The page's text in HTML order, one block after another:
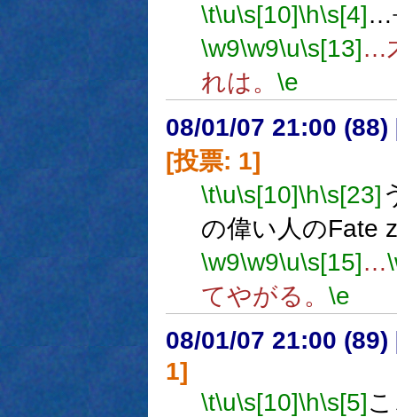
\t\u\s[10]\h\s[4] …
\w9\w9\u\s[13] …
れは。 \e
08/01/07 21:00 (88)
[投票: 1]
\t\u\s[10]\h\s[23]
の偉い人のFate
\w9\w9\u\s[15]…
てやがる。 \e
08/01/07 21:00 (89)
1]
\t\u\s[10]\h\s[5]